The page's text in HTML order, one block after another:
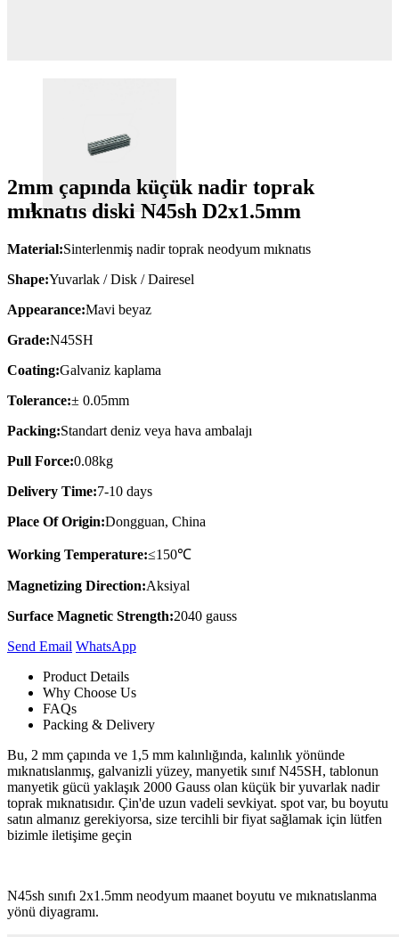
2mm çapında küçük nadir toprak
mıknatıs diski N45sh D2x1.5mm
Material:Sinterlenmiş nadir toprak neodyum mıknatıs
Shape:Yuvarlak / Disk / Dairesel
Appearance:Mavi beyaz
Grade:N45SH
Coating:Galvaniz kaplama
Tolerance:± 0.05mm
Packing:Standart deniz veya hava ambalajı
Pull Force:0.08kg
Delivery Time:7-10 days
Place Of Origin:Dongguan, China
Working Temperature:≤150℃
Magnetizing Direction:Aksiyal
Surface Magnetic Strength:2040 gauss
Send Email Whats​App
Product Details
Why Choose Us
FAQs
Packing & Delivery
Bu, 2 mm çapında ve 1,5 mm kalınlığında, kalınlık yönünde
mıknatıslanmış, galvanizli yüzey, manyetik sınıf N45SH, tablonun
manyetik gücü yaklaşık 2000 Gauss olan küçük bir yuvarlak nadir
toprak mıknatısıdır. Çin'de uzun vadeli sevkiyat. spot var, bu boyutu
satın almanız gerekiyorsa, size tercihli bir fiyat sağlamak için lütfen
bizimle iletişime geçin
N45sh sınıfı 2x1.5mm neodyum maanet boyutu ve mıknatıslanma
yönü diyagramı.